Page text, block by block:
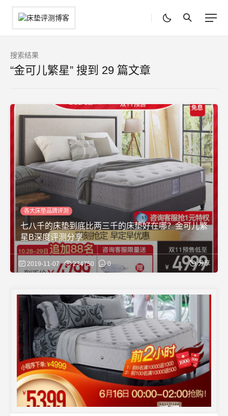
搜索结果
“金可儿繁星” 搜到 29 篇文章
各大床垫品牌评测
七八千的床垫到底比两三千的床垫好在哪？金可儿繁
星B深度评测分享
2019-11-07 234750 0 分享